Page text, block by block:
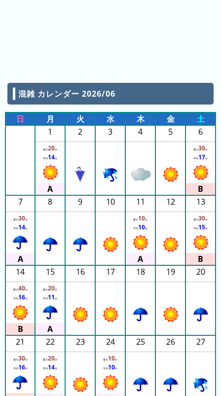
ン
キ
ン
グ
ン
グ
去
の
ラ
ン
ン
待
ち
混雑 カレンダー 2026/06
日 月 火 水 木 金
土
1
最大20分
平均14分
2 3 4 5 6
最大30分
平均17分
7
最大30分
平均14分
8 9 10 11
最大10分
平均10分
12 13
最大30分
平均15分
14
最大40分
平均16分
15
最大20分
平均11 分
16 17 18 19 20
21
最大30分
平均16分
22
最大20分
平均14分
23 24
最大10分
平均10分
25 26 27